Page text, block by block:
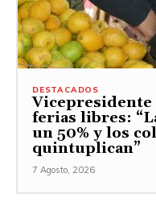
DESTACADOS
Vicepresidente
ferias libres:
un 50% y los
quintuplican”
7 Agosto, 2026